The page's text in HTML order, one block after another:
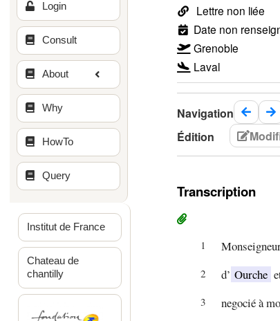
Login
Consult
About
Why
HowTo
Query
Institut de France
Chateau de
chantilly
Lettre non liée
Date non
Grenoble
Laval
Navigation
Édition
Transcription
1
2 d’ Ourche
3 negocié à